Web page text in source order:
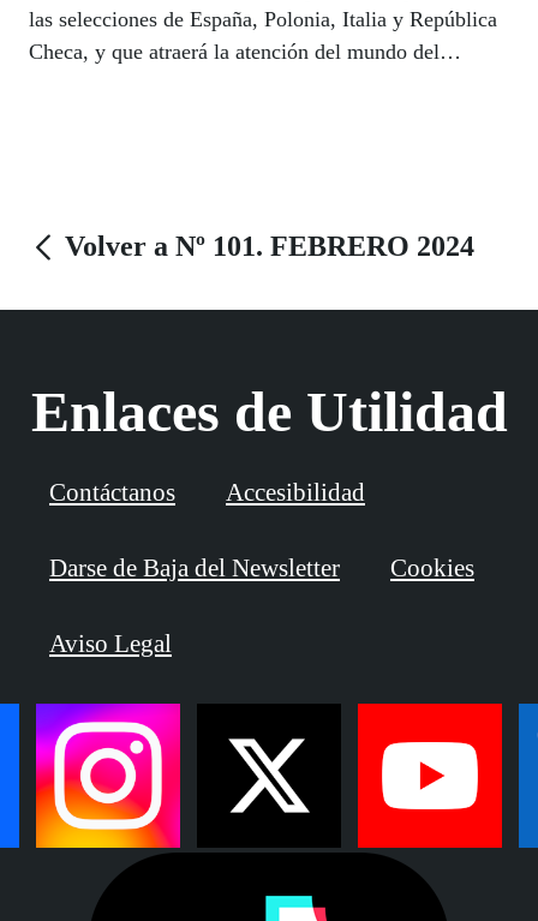
las selecciones de España, Polonia, Italia y República
Checa, y que atraerá la atención del mundo del
Volver a Nº 101. FEBRERO 2024
Enlaces de Utilidad
Contáctanos Accesibilidad
Darse de Baja del Newsletter Cookies
Aviso Legal